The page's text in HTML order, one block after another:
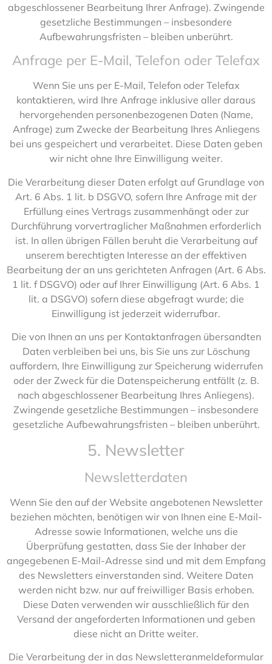
abgeschlossener Bearbeitung Ihrer Anfrage). Zwingende
gesetzliche Bestimmungen – insbesondere
Aufbewahrungsfristen – bleiben unberührt.
Anfrage per E-Mail, Telefon oder Telefax
Wenn Sie uns per E-Mail, Telefon oder Telefax
kontaktieren, wird Ihre Anfrage inklusive aller daraus
hervorgehenden personenbezogenen Daten (Name,
Anfrage) zum Zwecke der Bearbeitung Ihres Anliegens
bei uns gespeichert und verarbeitet. Diese Daten geben
wir nicht ohne Ihre Einwilligung weiter.
Die Verarbeitung dieser Daten erfolgt auf Grundlage von
Art. 6 Abs. 1 lit. b DSGVO, sofern Ihre Anfrage mit der
Erfüllung eines Vertrags zusammenhängt oder zur
Durchführung vorvertraglicher Maßnahmen erforderlich
ist. In allen übrigen Fällen beruht die Verarbeitung auf
unserem berechtigten Interesse an der effektiven
Bearbeitung der an uns gerichteten Anfragen (Art. 6 Abs.
1 lit. f DSGVO) oder auf Ihrer Einwilligung (Art. 6 Abs. 1
lit. a DSGVO) sofern diese abgefragt wurde; die
Einwilligung ist jederzeit widerrufbar.
Die von Ihnen an uns per Kontaktanfragen übersandten
Daten verbleiben bei uns, bis Sie uns zur Löschung
auffordern, Ihre Einwilligung zur Speicherung widerrufen
oder der Zweck für die Datenspeicherung entfällt (z. B.
nach abgeschlossener Bearbeitung Ihres Anliegens).
Zwingende gesetzliche Bestimmungen – insbesondere
gesetzliche Aufbewahrungsfristen – bleiben unberührt.
5. Newsletter
Newsletter­daten
Wenn Sie den auf der Website angebotenen Newsletter
beziehen möchten, benötigen wir von Ihnen eine E-Mail-
Adresse sowie Informationen, welche uns die
Überprüfung gestatten, dass Sie der Inhaber der
angegebenen E-Mail-Adresse sind und mit dem Empfang
des Newsletters einverstanden sind. Weitere Daten
werden nicht bzw. nur auf freiwilliger Basis erhoben.
Diese Daten verwenden wir ausschließlich für den
Versand der angeforderten Informationen und geben
diese nicht an Dritte weiter.
Die Verarbeitung der in das Newsletteranmeldeformular